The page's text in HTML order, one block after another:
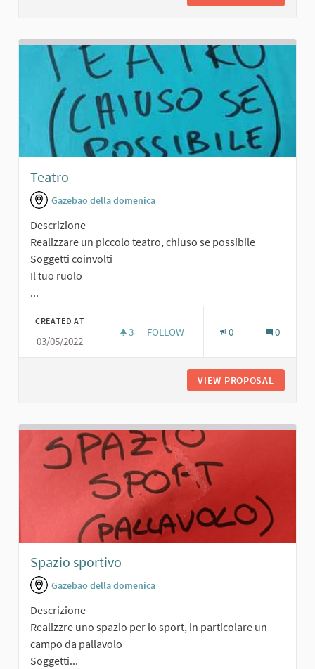
Teatro
Gazebao della domenica
Descrizione
Realizzare un piccolo teatro, chiuso se possibile
Soggetti coinvolti
Il tuo ruolo
...
CREATED AT
03/05/2022
3 3 FOLLOWERS
FOLLOW 0 0
VIEW PROPOSAL
Spazio sportivo
Gazebao della domenica
Descrizione
Realizzre uno spazio per lo sport, in particolare un
campo da pallavolo
Soggetti...